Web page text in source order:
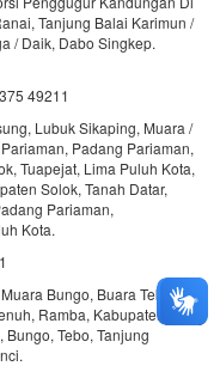
Tanjung Balai Karimun /
/ Daik, Dabo Singkep.
49211
Lubuk Sikaping, Muara /
Padang Pariaman,
Tuapejat, Lima Puluh Kota,
Solok, Tanah Datar,
Pariaman,
Kota.
Bungo, Buara Tebo,
Ramba, Kabupaten
Tebo, Tanjung